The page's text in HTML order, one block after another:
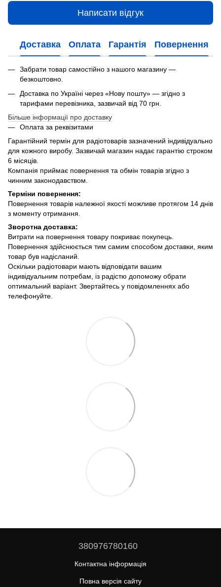
Написати відгук
Доставка Оплата Гарантія Повернення
Забрати товар самостійно з нашого магазину —
безкоштовно.
Доставка по Україні через «Нову пошту» — згідно з
тарифами перевізника, зазвичай від 70 грн.
Більше інформації про доставку
Оплата за реквізитами
Гарантійний термін для радіотоварів зазначений індивідуально
для кожного виробу. Зазвичай магазин надає гарантію строком
6 місяців.
Компанія приймає повернення та обмін товарів згідно з
чинним законодавством.
Терміни повернення:
Повернення товарів належної якості можливе протягом 14 днів
з моменту отримання.
Зворотна доставка:
Витрати на повернення товару покриває покупець.
Повернення здійснюється тим самим способом доставки, яким
товар був надісланий.
Оскільки радіотовари мають відповідати вашим
індивідуальним потребам, із радістю допоможу обрати
оптимальний варіант. Звертайтесь у повідомленнях або
телефонуйте.
380976780160
Контактна інформація
Повна версія сайту